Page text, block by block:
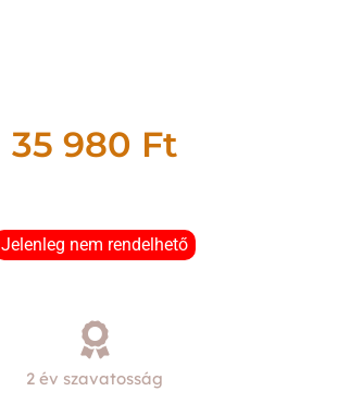
35 980 Ft
Jelenleg nem rendelhető
2 év szavatosság